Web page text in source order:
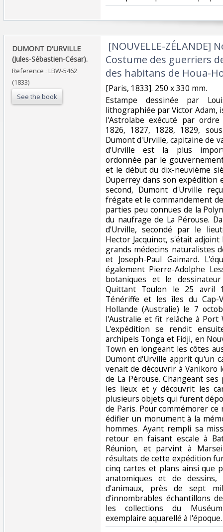
‎DUMONT D'URVILLE
(Jules-Sébastien-César).‎
Reference : LBW-5462
(1833)
See the book
[NOUVELLE-ZÉLANDE]
Costume des guerriers
des habitans de Houa-
‎[Paris, 1833]. 250 x 330 mm.‎
‎Estampe dessinée par
lithographiée par Victor Adam,
l'Astrolabe exécuté par
1826, 1827, 1828, 1829,
Dumont d'Urville, capitaine de
d'Urville est la plus
ordonnée par le
et le début du dix-neuvième
Duperrey dans son expédition
second, Dumont d'Urville
frégate et le commandement
parties peu connues de la
du naufrage de La Pérouse.
d'Urville, secondé par le
Hector Jacquinot, s'était
grands médecins naturalistes
et Joseph-Paul Gaimard.
également Pierre-Adolphe
botaniques et le
Quittant Toulon le 25 avril
Ténériffe et les îles du Cap-
Hollande (Australie) le 7
l'Australie et fit relâche à Port
L'expédition se rendit
archipels Tonga et Fidji, en
Town en longeant les côtes
Dumont d'Urville apprit qu'un
venait de découvrir à
de La Pérouse. Changeant
les lieux et y découvrit les
plusieurs objets qui furent
de Paris. Pour commémorer
édifier un monument à la
hommes. Ayant rempli sa
retour en faisant escale à
Réunion, et parvint à
résultats de cette expédition
cinq cartes et plans ainsi que
anatomiques et de
d'animaux, près de sept
d'innombrables échantillons
les collections du
exemplaire aquarellé à l'époque.‎